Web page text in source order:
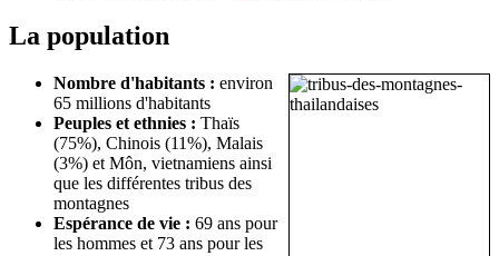
La population
Nombre d'habitants : environ
65 millions d'habitants
Peuples et ethnies : Thaïs
(75%), Chinois (11%), Malais
(3%) et Môn, vietnamiens ainsi
que les différentes tribus des
montagnes
Espérance de vie : 69 ans pour
les hommes et 73 ans pour les